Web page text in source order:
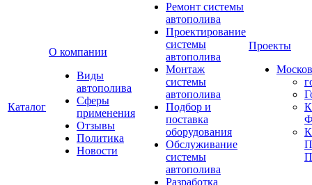
Каталог
О компании
Виды
автополива
Сферы
применения
Отзывы
Политика
Новости
Ремонт системы
автополива
Проектирование
системы
автополива
Монтаж
системы
автополива
Подбор и
поставка
оборудования
Обслуживание
системы
автополива
Разработка
Проекты